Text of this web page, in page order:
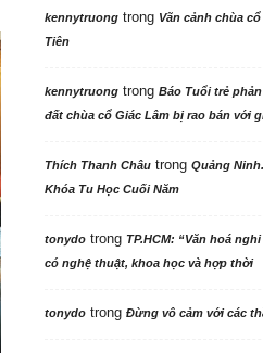
kennytruongtrong Vãn cảnh chùa
Tiên
kennytruongtrong Báo Tuổi trẻ
đất chùa cổ Giác Lâm bị rao bán với
Thích Thanh Châutrong Quảng
Khóa Tu Học Cuối Năm
tonydotrong TP.HCM: “Văn hoá
có nghệ thuật, khoa học và hợp thời
tonydotrong Đừng vô cảm với các